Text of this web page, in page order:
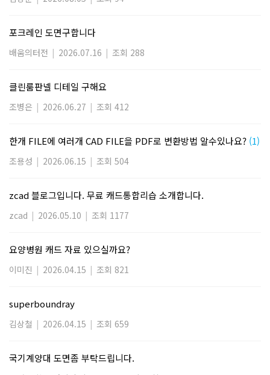
포크레인 도면구합니다
배움의터전 | 2026.07.16 | 조회 288
클린룸판넬 디테일 구해요
조병은 | 2026.06.27 | 조회 412
한개 FILE에 여러개 CAD FILE을 PDF로 변환방법 알수있나요? (1)
조용성 | 2026.06.15 | 조회 504
zcad 블로그입니다. 무료 캐드통합리습 소개합니다.
zcad | 2026.05.10 | 조회 1177
요양병원 캐드 자료 있으실까요?
이미진 | 2026.04.15 | 조회 821
superboundray
김상철 | 2026.04.15 | 조회 659
국기계양대 도면좀 부탁드립니다.